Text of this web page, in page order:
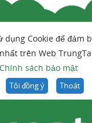
dụng Cookie để đảm
trên Web
Chính sách bảo mật
Tôi đồng ý Thoát